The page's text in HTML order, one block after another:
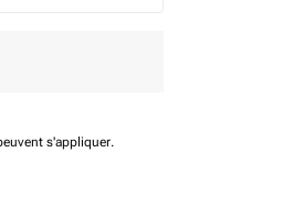
s'appliquer.